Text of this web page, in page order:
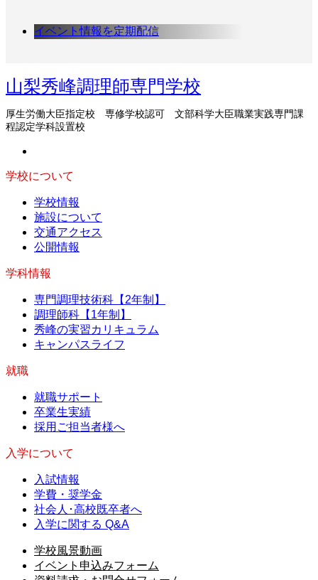
イベント情報を定期配信
山梨秀峰調理師専門学校
厚生労働大臣指定校 専修学校認可 文部科学大臣職業実践専門課
程認定学科設置校
学校について
学校情報
施設について
交通アクセス
公開情報
学科情報
専門調理技術科【2年制】
調理師科【1年制】
秀峰の実習カリキュラム
キャンパスライフ
就職
就職サポート
卒業生実績
採用ご担当者様へ
入学について
入試情報
学費・奨学金
社会人･高校既卒者へ
入学に関する Q&A
学校風景動画
イベント申込みフォーム